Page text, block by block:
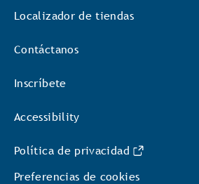
Localizador de tiendas
Contáctanos
Inscríbete
Accessibility
Política de privacidad
Preferencias de cookies